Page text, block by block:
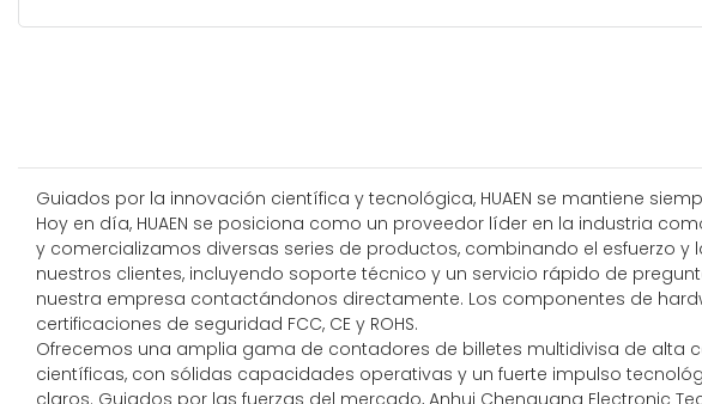
Guiados por la innovación científica y tecnológica, HUAEN se mantiene
Hoy en día, HUAEN se posiciona como un proveedor líder en la industria
y comercializamos diversas series de productos, combinando el esfuerzo
nuestros clientes, incluyendo soporte técnico y un servicio rápido de
nuestra empresa contactándonos directamente. Los componentes de
certificaciones de seguridad FCC, CE y ROHS.
Ofrecemos una amplia gama de contadores de billetes multidivisa de
científicas, con sólidas capacidades operativas y un fuerte impulso
claros. Guiados por las fuerzas del mercado, Anhui Chenguang Electronic